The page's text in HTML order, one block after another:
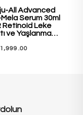
All Advanced
Serum 30ml
Retinoid Leke
ve Yaşlanma